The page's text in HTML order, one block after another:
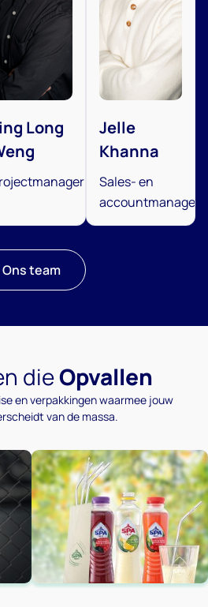
Long
Jelle
Khanna
Sales- en
accountmanager
Ons team
dieOpvallen
en verpakkingen waarmee jouw
van de massa.